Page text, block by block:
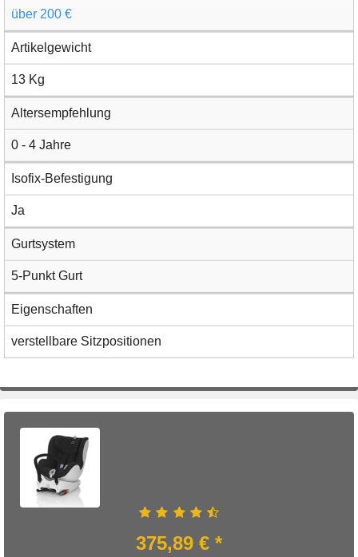
über 200 €
Artikelgewicht
13 Kg
Altersempfehlung
0 - 4 Jahre
Isofix-Befestigung
Ja
Gurtsystem
5-Punkt Gurt
Eigenschaften
verstellbare Sitzpositionen
375,89 € *